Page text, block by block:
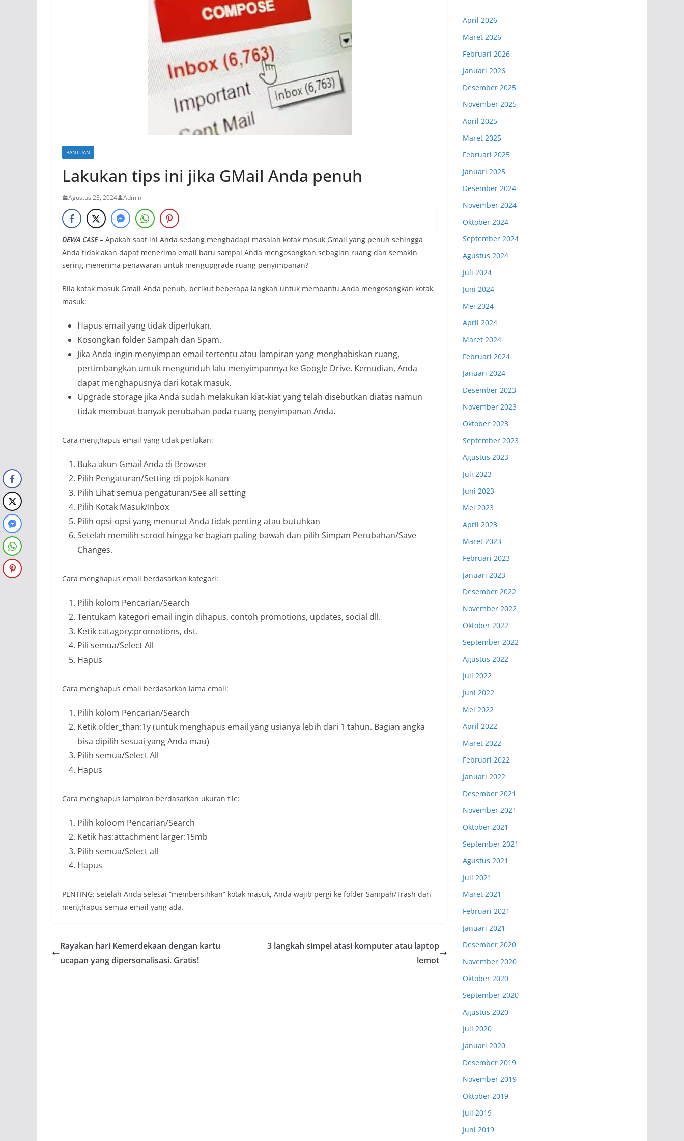
BANTUAN
Lakukan tips ini jika GMail Anda penuh
Agustus 23, 2024 Admin
DEWA CASE – Apakah saat ini Anda sedang menghadapi masalah kotak masuk Gmail yang penuh sehingga
Anda tidak akan dapat menerima email baru sampai Anda mengosongkan sebagian ruang dan semakin
sering menerima penawaran untuk mengupgrade ruang penyimpanan?
Bila kotak masuk Gmail Anda penuh, berikut beberapa langkah untuk membantu Anda mengosongkan kotak
masuk:
Hapus email yang tidak diperlukan.
Kosongkan folder Sampah dan Spam.
Jika Anda ingin menyimpan email tertentu atau lampiran yang menghabiskan ruang,
pertimbangkan untuk mengunduh lalu menyimpannya ke Google Drive. Kemudian, Anda
dapat menghapusnya dari kotak masuk.
Upgrade storage jika Anda sudah melakukan kiat-kiat yang telah disebutkan diatas namun
tidak membuat banyak perubahan pada ruang penyimpanan Anda.
Cara menghapus email yang tidak perlukan:
Buka akun Gmail Anda di Browser
Pilih Pengaturan/Setting di pojok kanan
Pilih Lihat semua pengaturan/See all setting
Pilih Kotak Masuk/Inbox
Pilih opsi-opsi yang menurut Anda tidak penting atau butuhkan
Setelah memilih scrool hingga ke bagian paling bawah dan pilih Simpan Perubahan/Save
Changes.
Cara menghapus email berdasarkan kategori:
Pilih kolom Pencarian/Search
Tentukam kategori email ingin dihapus, contoh promotions, updates, social dll.
Ketik catagory:promotions, dst.
Pili semua/Select All
Hapus
Cara menghapus email berdasarkan lama email:
Pilih kolom Pencarian/Search
Ketik older_than:1y (untuk menghapus email yang usianya lebih dari 1 tahun. Bagian angka
bisa dipilih sesuai yang Anda mau)
Pilih semua/Select All
Hapus
Cara menghapus lampiran berdasarkan ukuran file:
Pilih koloom Pencarian/Search
Ketik has:attachment larger:15mb
Pilih semua/Select all
Hapus
PENTING: setelah Anda selesai “membersihkan” kotak masuk, Anda wajib pergi ke folder Sampah/Trash dan
menghapus semua email yang ada.
Rayakan hari Kemerdekaan dengan kartu
ucapan yang dipersonalisasi. Gratis!
3 langkah simpel atasi komputer atau laptop
lemot
April 2026
Maret 2026
Februari 2026
Januari 2026
Desember 2025
November 2025
April 2025
Maret 2025
Februari 2025
Januari 2025
Desember 2024
November 2024
Oktober 2024
September 2024
Agustus 2024
Juli 2024
Juni 2024
Mei 2024
April 2024
Maret 2024
Februari 2024
Januari 2024
Desember 2023
November 2023
Oktober 2023
September 2023
Agustus 2023
Juli 2023
Juni 2023
Mei 2023
April 2023
Maret 2023
Februari 2023
Januari 2023
Desember 2022
November 2022
Oktober 2022
September 2022
Agustus 2022
Juli 2022
Juni 2022
Mei 2022
April 2022
Maret 2022
Februari 2022
Januari 2022
Desember 2021
November 2021
Oktober 2021
September 2021
Agustus 2021
Juli 2021
Maret 2021
Februari 2021
Januari 2021
Desember 2020
November 2020
Oktober 2020
September 2020
Agustus 2020
Juli 2020
Januari 2020
Desember 2019
November 2019
Oktober 2019
Juli 2019
Juni 2019